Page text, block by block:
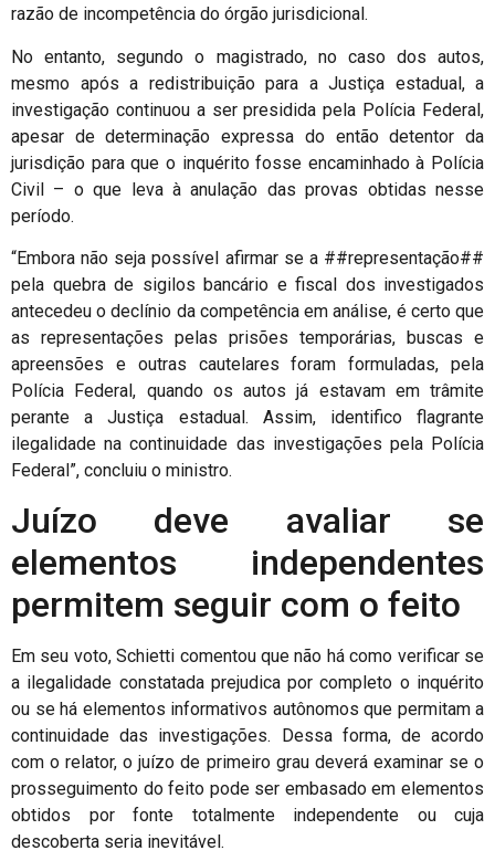
razão de incompetência do órgão jurisdicional.
No entanto, segundo o magistrado, no caso dos autos,
mesmo após a redistribuição para a Justiça estadual, a
investigação continuou a ser presidida pela Polícia Federal,
apesar de determinação expressa do então detentor da
jurisdição para que o inquérito fosse encaminhado à Polícia
Civil – o que leva à anulação das provas obtidas nesse
período.
“Embora não seja possível afirmar se a ##representação##
pela quebra de sigilos bancário e fiscal dos investigados
antecedeu o declínio da competência em análise, é certo que
as representações pelas prisões temporárias, buscas e
apreensões e outras cautelares foram formuladas, pela
Polícia Federal, quando os autos já estavam em trâmite
perante a Justiça estadual. Assim, identifico flagrante
ilegalidade na continuidade das investigações pela Polícia
Federal”, concluiu o ministro.
Juízo deve avaliar se
elementos independentes
permitem seguir com o feito
Em seu voto, Schietti comentou que não há como verificar se
a ilegalidade constatada prejudica por completo o inquérito
ou se há elementos informativos autônomos que permitam a
continuidade das investigações. Dessa forma, de acordo
com o relator, o juízo de primeiro grau deverá examinar se o
prosseguimento do feito pode ser embasado em elementos
obtidos por fonte totalmente independente ou cuja
descoberta seria inevitável.